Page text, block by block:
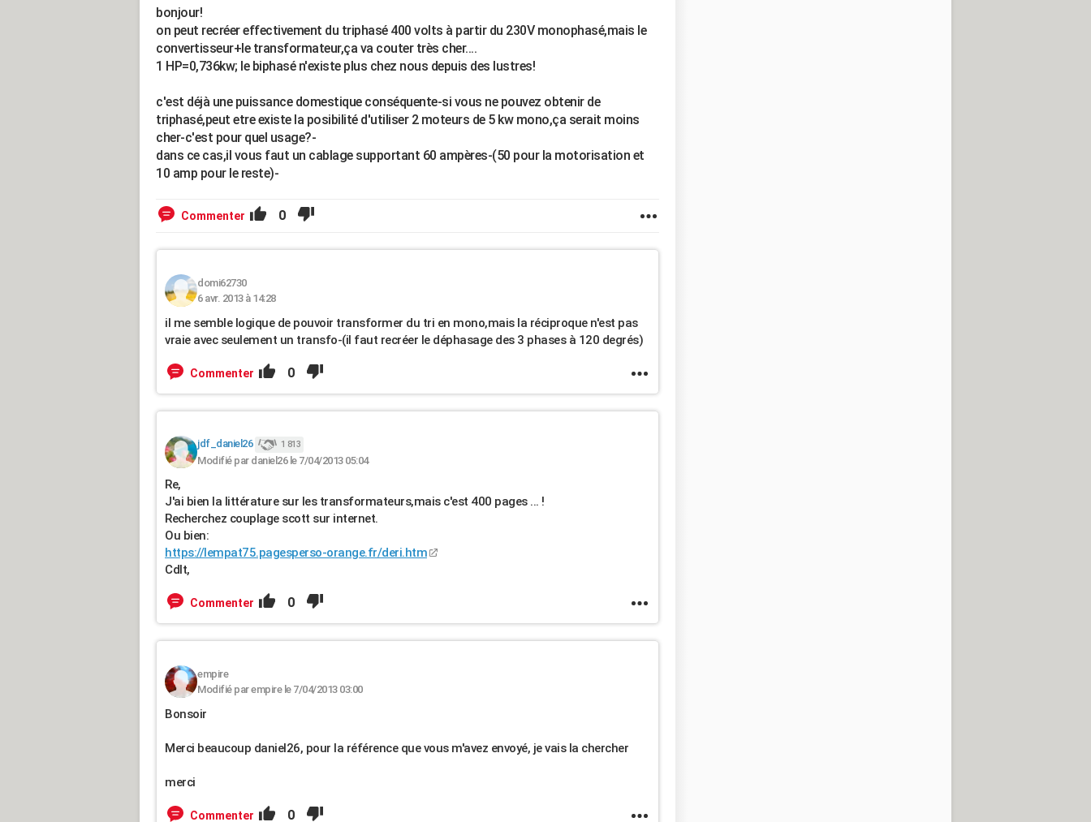
bonjour!
on peut recréer effectivement du triphasé 400 volts à partir du 230V monophasé,mais le
convertisseur+le transformateur,ça va couter très cher....
1 HP=0,736kw; le biphasé n'existe plus chez nous depuis des lustres!
c'est déjà une puissance domestique conséquente-si vous ne pouvez obtenir de
triphasé,peut etre existe la posibilité d'utiliser 2 moteurs de 5 kw mono,ça serait moins
cher-c'est pour quel usage?-
dans ce cas,il vous faut un cablage supportant 60 ampères-(50 pour la motorisation et
10 amp pour le reste)-
Commenter 0
domi62730
6 avr. 2013 à 14:28
il me semble logique de pouvoir transformer du tri en mono,mais la réciproque n'est pas
vraie avec seulement un transfo-(il faut recréer le déphasage des 3 phases à 120 degrés)
Commenter 0
jdf_daniel26 1 813
Modifié par daniel26 le 7/04/2013 05:04
Re,
J'ai bien la littérature sur les transformateurs,mais c'est 400 pages ... !
Recherchez couplage scott sur internet.
Ou bien:
https://lempat75.pagesperso-orange.fr/deri.htm
Cdlt,
Commenter 0
empire
Modifié par empire le 7/04/2013 03:00
Bonsoir
Merci beaucoup daniel26, pour la référence que vous m'avez envoyé, je vais la chercher
merci
Commenter 0